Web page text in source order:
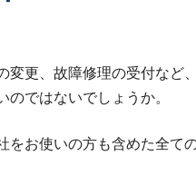
変更、故障修理の受付など
ではないでしょうか。
お使いの方も含めた全て